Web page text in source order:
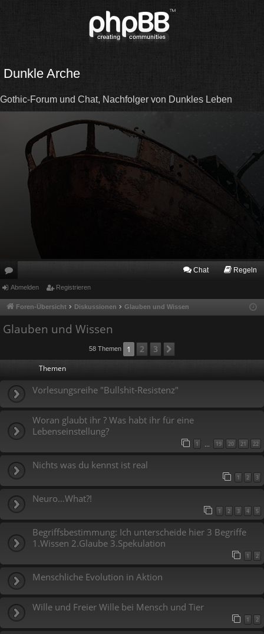
Dunkle Arche
Gothic-Forum und Chat, Nachfolger von Dunkles Leben
or
en
Chat Regeln
Abmelden Registrieren
Foren-Übersicht Diskussionen Glauben und Wissen
Glauben und Wissen
58 Themen 1 2 3
Themen
Vorlesungsreihe "Bullshit-Resistenz"
Woran glaubt ihr ? Was habt ihr für eine
Lebenseinstellung?
1 … 19 20 21 22
Nichts was du kennst ist real
1 2 3
Neuro…What?!
1 2 3 4 5
Begriffsbestimmung: Ich unterscheide hier 3 Begriffe
1.Wissen 2.Glaube 3.Spekulation
1 2
Menschliche Evolution in Aktion
Wille und Freier Wille bei Mensch und Tier
1 2